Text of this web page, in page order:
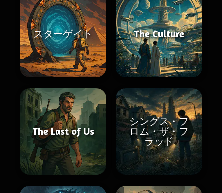
スターゲイト The Culture
The Last of Us
シングス・フ
ロム・ザ・フ
ラッド